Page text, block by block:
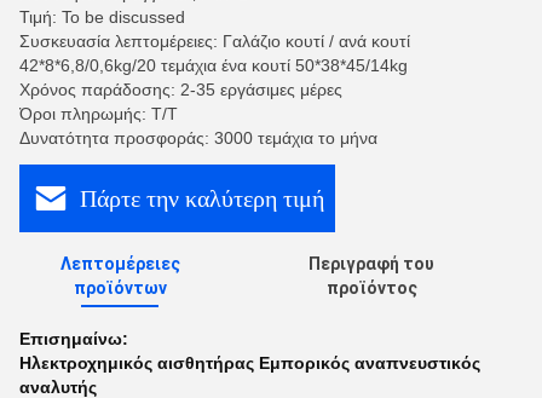
Τιμή: To be discussed
Συσκευασία λεπτομέρειες: Γαλάζιο κουτί / ανά κουτί
42*8*6,8/0,6kg/20 τεμάχια ένα κουτί 50*38*45/14kg
Χρόνος παράδοσης: 2-35 εργάσιμες μέρες
Όροι πληρωμής: Τ/Τ
Δυνατότητα προσφοράς: 3000 τεμάχια το μήνα
Πάρτε την καλύτερη τιμή
Λεπτομέρειες
προϊόντων
Περιγραφή του
προϊόντος
Επισημαίνω:
Ηλεκτροχημικός αισθητήρας Εμπορικός αναπνευστικός
αναλυτής